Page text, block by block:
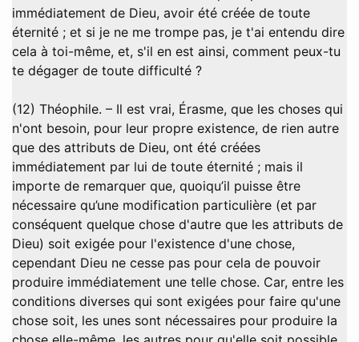
immédiatement de Dieu, avoir été créée de toute
éternité ; et si je ne me trompe pas, je t'ai entendu dire
cela à toi-même, et, s'il en est ainsi, comment peux-tu
te dégager de toute difficulté ?
(12) Théophile. – Il est vrai, Érasme, que les choses qui
n'ont besoin, pour leur propre existence, de rien autre
que des attributs de Dieu, ont été créées
immédiatement par lui de toute éternité ; mais il
importe de remarquer que, quoiqu’il puisse être
nécessaire qu’une modification particulière (et par
conséquent quelque chose d'autre que les attributs de
Dieu) soit exigée pour l'existence d'une chose,
cependant Dieu ne cesse pas pour cela de pouvoir
produire immédiatement une telle chose. Car, entre les
conditions diverses qui sont exigées pour faire qu'une
chose soit, les unes sont nécessaires pour produire la